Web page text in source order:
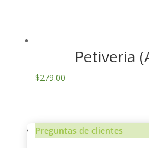
Petiveria
$279.00
Preguntas de clientes